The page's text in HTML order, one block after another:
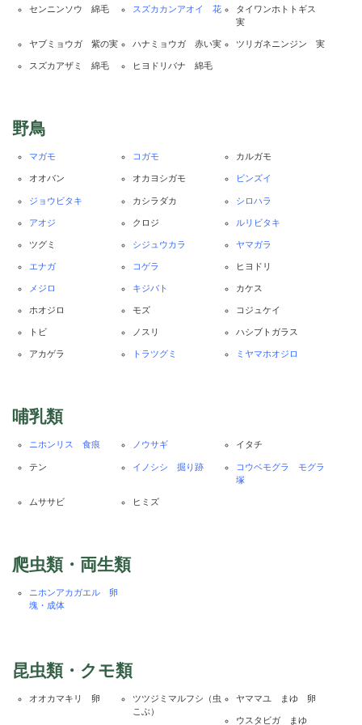
センニンソウ 綿毛 スズカカンアオイ 花
タイワンホトトギス
実
ヤブミョウガ 紫の実 ハナミョウガ 赤い実 ツリガネニンジン 実
スズカアザミ 綿毛 ヒヨドリバナ 綿毛
野鳥
マガモ コガモ カルガモ
オオバン オカヨシガモ ビンズイ
ジョウビタキ カシラダカ シロハラ
アオジ クロジ ルリビタキ
ツグミ シジュウカラ ヤマガラ
エナガ コゲラ ヒヨドリ
メジロ キジバト カケス
ホオジロ モズ コジュケイ
トビ ノスリ ハシブトガラス
アカゲラ トラツグミ ミヤマホオジロ
哺乳類
ニホンリス 食痕 ノウサギ イタチ
テン イノシシ 掘り跡
コウベモグラ モグラ
塚
ムササビ ヒミズ
爬虫類・両生類
ニホンアカガエル 卵
塊・成体
昆虫類・クモ類
オオカマキリ 卵
ツツジミマルフシ（虫
こぶ）
ヤママユ まゆ 卵
ウスタビガ まゆ